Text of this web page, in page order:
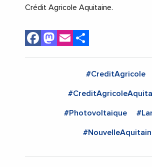
Crédit Agricole Aquitaine.
Facebook
Mastodon
Email
#CreditAgricole
#Photovoltaique